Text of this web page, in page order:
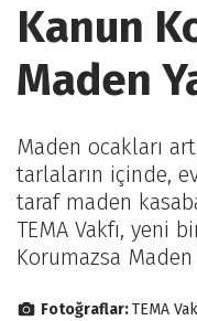
Kanun
Maden
Maden ocakları
tarlaların içinde,
taraf maden
TEMA Vakfı, yeni
Korumazsa Maden
Fotoğraflar:TEMA